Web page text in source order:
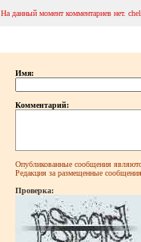
На данный момент комментариев нет.
Имя:
Комментарий:
Опубликованные сообщения
Редакция за размещенные сообщения
Проверка: